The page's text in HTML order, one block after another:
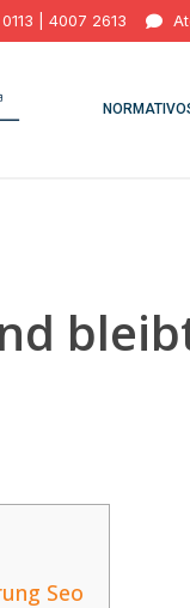
| 4007 2613
Seo